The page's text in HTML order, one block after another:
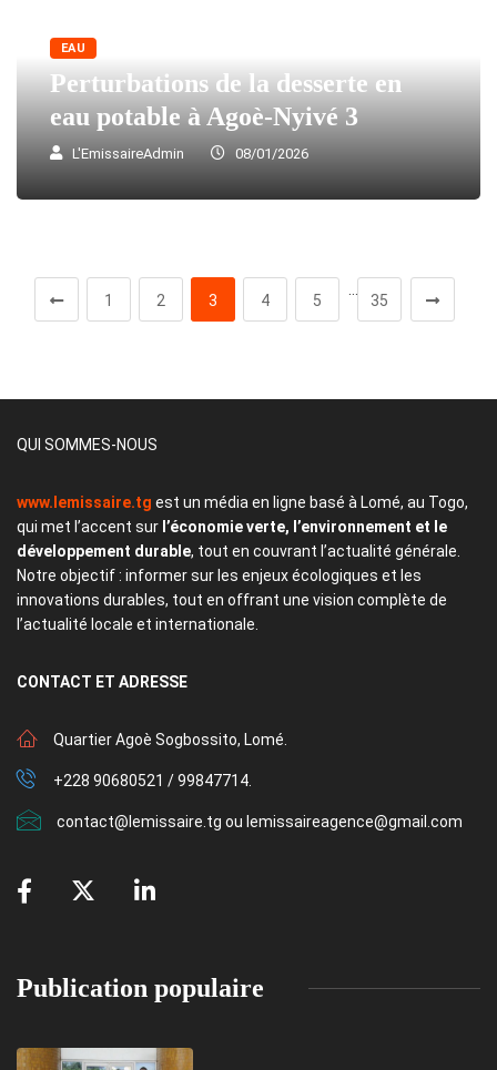
EAU
Perturbations de la desserte en
eau potable à Agoè-Nyivé 3
L'EmissaireAdmin 08/01/2026
1 2 3 4 5
…
35
QUI SOMMES-NOUS
www.lemissaire.tg est un média en ligne basé à Lomé, au Togo,
qui met l’accent sur l’économie verte, l’environnement et le
développement durable, tout en couvrant l’actualité générale.
Notre objectif : informer sur les enjeux écologiques et les
innovations durables, tout en offrant une vision complète de
l’actualité locale et internationale.
CONTACT ET ADRESSE
Quartier Agoè Sogbossito, Lomé.
+228 90680521 / 99847714.
contact@lemissaire.tg ou lemissaireagence@gmail.com
Publication populaire